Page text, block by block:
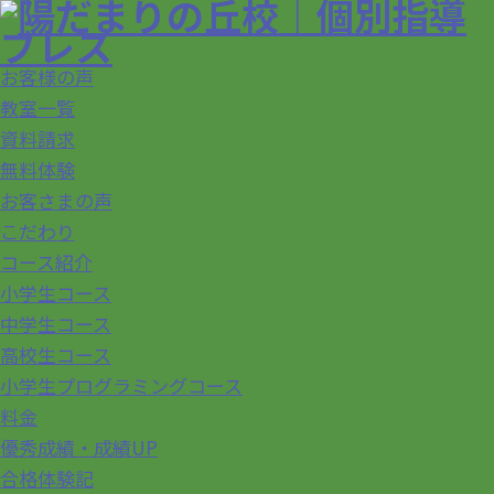
お客様の声
教室一覧
資料請求
無料体験
お客さまの声
こだわり
コース紹介
小学生コース
中学生コース
高校生コース
小学生プログラミングコース
料金
優秀成績・成績UP
合格体験記